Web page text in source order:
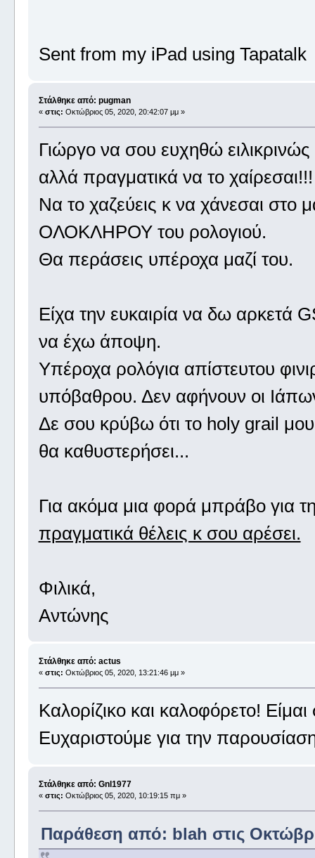
Sent from my iPad using Tapatalk
Στάλθηκε από: pugman
« στις: Οκτώβριος 05, 2020, 20:42:07 μμ »
Γιώργο να σου ευχηθώ
αλλά πραγματικά να το χαίρεσαι!!!
Να το χαζεύεις κ να χάνεσαι στο
ΟΛΟΚΛΗΡΟΥ του ρολογιού.
Θα περάσεις υπέροχα μαζί του.
Είχα την ευκαιρία να δω αρκετά
να έχω άποψη.
Υπέροχα ρολόγια απίστευτου
υπόβαθρου. Δεν αφήνουν οι
Δε σου κρύβω ότι το holy grail μου
θα καθυστερήσει...
Για ακόμα μια φορά μπράβο για
πραγματικά θέλεις κ σου αρέσει.
Φιλικά,
Αντώνης
Στάλθηκε από: actus
« στις: Οκτώβριος 05, 2020, 13:21:46 μμ »
Καλορίζικο και καλοφόρετο!
Ευχαριστούμε για την
Στάλθηκε από: Gnl1977
« στις: Οκτώβριος 05, 2020, 10:19:15 πμ »
Παράθεση από: blah στις